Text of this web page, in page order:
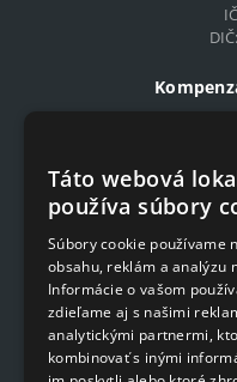
Podat
Táto webová
používa súbory
Súbory cookie používame
obsahu, reklám a analýzu
Informácie o vašom
zdieľame aj s našimi
analytickými partnermi,
kombinovať s inými